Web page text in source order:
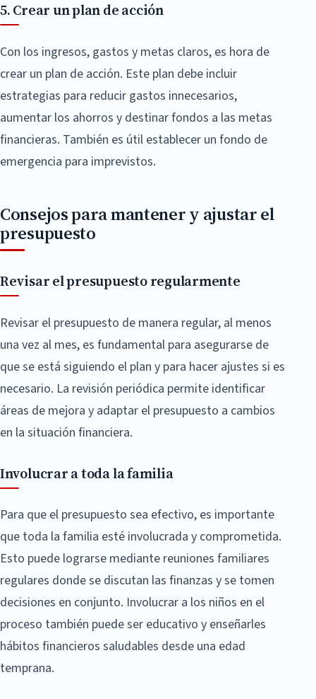
5. Crear un plan de acción
Con los ingresos, gastos y metas claros, es hora de
crear un plan de acción. Este plan debe incluir
estrategias para reducir gastos innecesarios,
aumentar los ahorros y destinar fondos a las metas
financieras. También es útil establecer un fondo de
emergencia para imprevistos.
Consejos para mantener y ajustar el
presupuesto
Revisar el presupuesto regularmente
Revisar el presupuesto de manera regular, al menos
una vez al mes, es fundamental para asegurarse de
que se está siguiendo el plan y para hacer ajustes si es
necesario. La revisión periódica permite identificar
áreas de mejora y adaptar el presupuesto a cambios
en la situación financiera.
Involucrar a toda la familia
Para que el presupuesto sea efectivo, es importante
que toda la familia esté involucrada y comprometida.
Esto puede lograrse mediante reuniones familiares
regulares donde se discutan las finanzas y se tomen
decisiones en conjunto. Involucrar a los niños en el
proceso también puede ser educativo y enseñarles
hábitos financieros saludables desde una edad
temprana.